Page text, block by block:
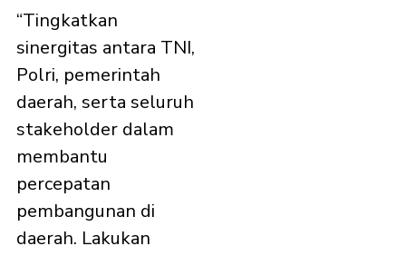
“Tingkatkan
sinergitas antara TNI,
Polri, pemerintah
daerah, serta seluruh
stakeholder dalam
membantu
percepatan
pembangunan di
daerah. Lakukan